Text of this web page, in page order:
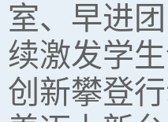
室、早进
续激发学
创新攀登